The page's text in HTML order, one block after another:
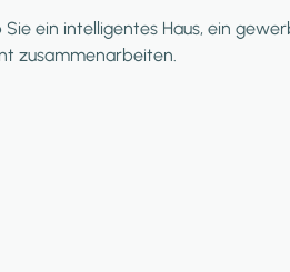
ein intelligentes Haus, ein
zusammenarbeiten.